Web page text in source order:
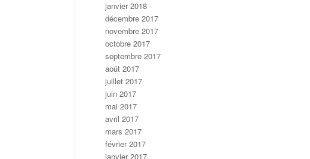
janvier 2018
décembre 2017
novembre 2017
octobre 2017
septembre 2017
août 2017
juillet 2017
juin 2017
mai 2017
avril 2017
mars 2017
février 2017
janvier 2017